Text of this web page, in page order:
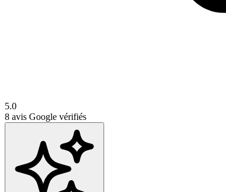
5.0
8 avis Google vérifiés